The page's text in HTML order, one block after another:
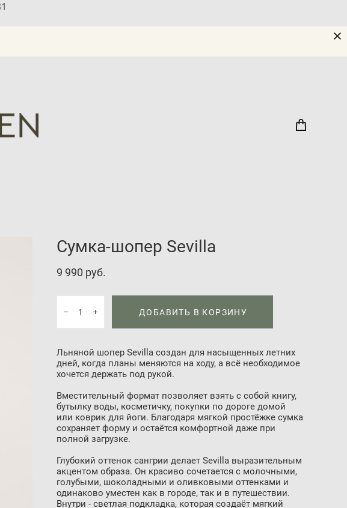
Сумка-шопер Sevilla
9 990 pуб.
ДОБАВИТЬ В КОРЗИНУ
Льняной шопер Sevilla создан для насыщенных летних
дней, когда планы меняются на ходу, а всё необходимое
хочется держать под рукой.
Вместительный формат позволяет взять с собой книгу,
бутылку воды, косметичку, покупки по дороге домой
или коврик для йоги. Благодаря мягкой простёжке сумка
сохраняет форму и остаётся комфортной даже при
полной загрузке.
Глубокий оттенок сангрии делает Sevilla выразительным
акцентом образа. Он красиво сочетается с молочными,
голубыми, шоколадными и оливковыми оттенками и
одинаково уместен как в городе, так и в путешествии.
Внутри - светлая подкладка, которая создаёт мягкий